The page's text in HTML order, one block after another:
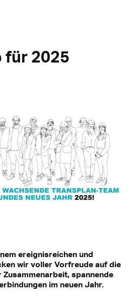
für 2025
ereignisreichen und
wir voller Vorfreude auf die
spannende
im neuen Jahr.